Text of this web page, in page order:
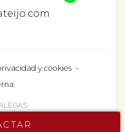
y cookies -